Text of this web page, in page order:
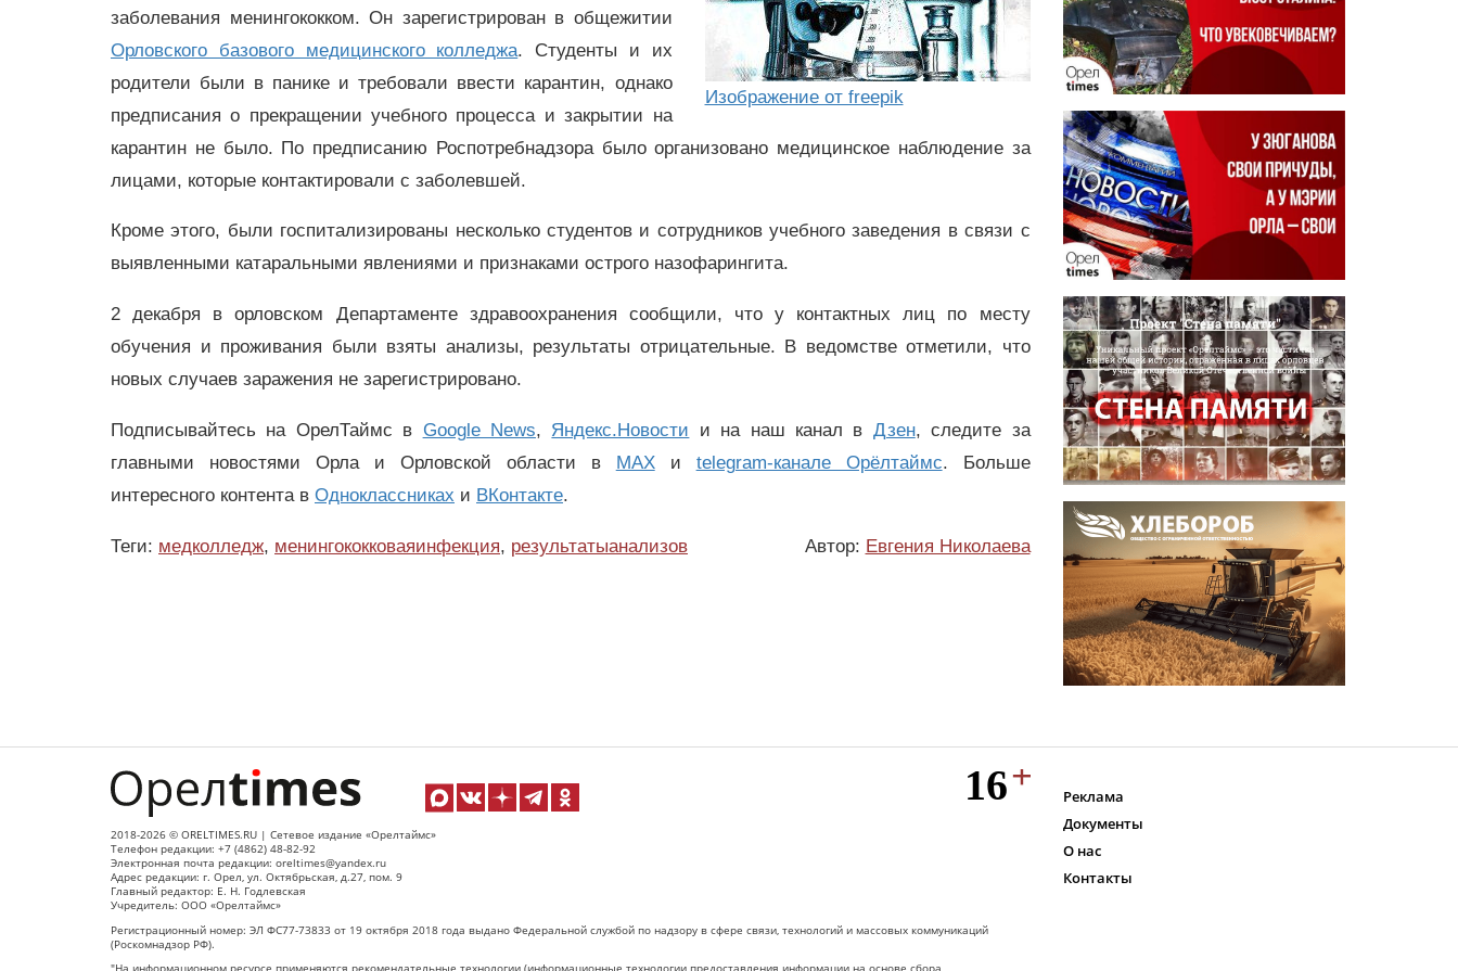
Изображение от freepik
заболевания менингококком. Он зарегистрирован в общежитии
Орловского базового медицинского колледжа. Студенты и их
родители были в панике и требовали ввести карантин, однако
предписания о прекращении учебного процесса и закрытии на
карантин не было. По предписанию Роспотребнадзора было организовано медицинское наблюдение за
лицами, которые контактировали с заболевшей.
Кроме этого, были госпитализированы несколько студентов и сотрудников учебного заведения в связи с
выявленными катаральными явлениями и признаками острого назофарингита.
2 декабря в орловском Департаменте здравоохранения сообщили, что у контактных лиц по месту
обучения и проживания были взяты анализы, результаты отрицательные. В ведомстве отметили, что
новых случаев заражения не зарегистрировано.
Подписывайтесь на ОрелТаймс в Google News, Яндекс.Новости и на наш канал в Дзен, следите за
главными новостями Орла и Орловской области в MAXи telegram-канале Орёлтаймс. Больше
интересного контента в Одноклассниках и ВКонтакте.
Теги: медколледж, менингококковаяинфекция, результатыанализов Автор: Евгения Николаева
2018-2026 © ORELTIMES.RU | Сетевое издание «Орелтаймс»
Телефон редакции: +7 (4862) 48-82-92
Электронная почта редакции: oreltimes@yandex.ru
Адрес редакции: г. Орел, ул. Октябрьская, д.27, пом. 9
Главный редактор: Е. Н. Годлевская
Учредитель: ООО «Орелтаймс»
Регистрационный номер: ЭЛ ФС77-73833 от 19 октября 2018 года выдано Федеральной службой по надзору в сфере связи, технологий и массовых коммуникаций
(Роскомнадзор РФ).
Реклама
Документы
О нас
Контакты